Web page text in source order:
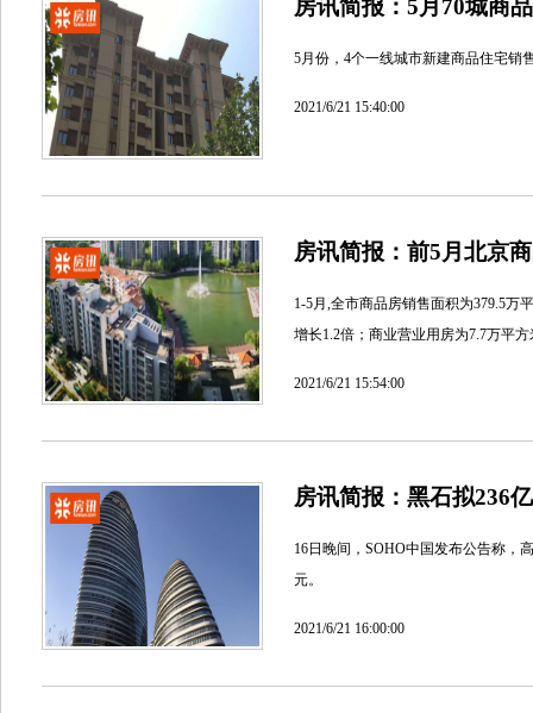
房讯简报：5月70城商
5月份，4个一线城市新建商品住宅销
2021/6/21 15:40:00
房讯简报：前5月北京
1-5月,全市商品房销售面积为379.5万
增长1.2倍；商业营业用房为7.7万平
2021/6/21 15:54:00
房讯简报：黑石拟236
16日晚间，SOHO中国发布公告称，
元。
2021/6/21 16:00:00